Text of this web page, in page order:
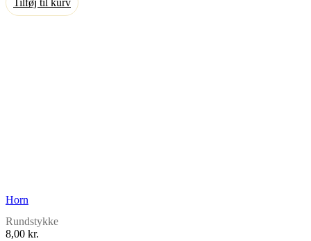
Horn
Rundstykke
8,00 kr.